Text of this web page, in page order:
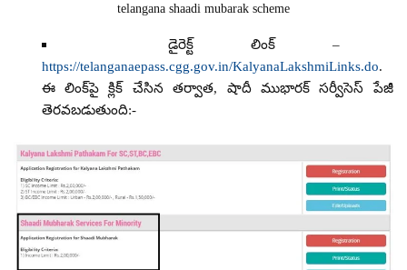
telangana shaadi mubarak scheme
డైరెక్ట్ లింక్ –
https://telanganaepass.cgg.gov.in/KalyanaLakshmiLinks.do.
ఈ లింక్‌పై క్లిక్ చేసిన తర్వాత, షాదీ ముభారక్ సర్వీసెస్ పేజీ
తెరవబడుతుంది:-